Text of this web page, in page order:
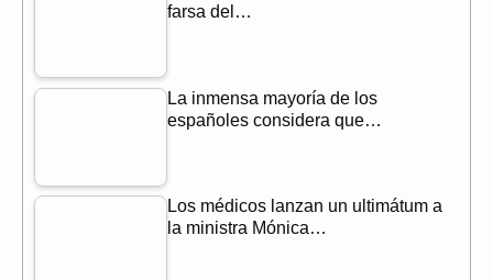
farsa del…
La inmensa mayoría de los
españoles considera que…
Los médicos lanzan un ultimátum a
la ministra Mónica…